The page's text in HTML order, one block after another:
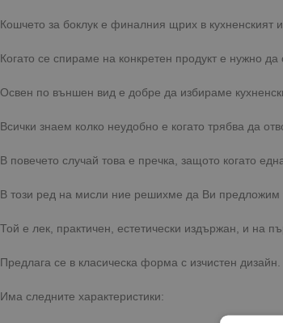
Кошчето за боклук е финалния щрих в кухненският
Когато се спираме на конкретен продукт е нужно
Освен по външен вид е добре да избираме
Всички знаем колко неудобно е когато трябва да
В повечето случай това е пречка, защото когато
В този ред на мисли ние решихме да Ви предложим
Той е лек, практичен, естетически издържан, и на
Предлага се в класическа форма с изчистен дизайн.
Има следните характеристики: